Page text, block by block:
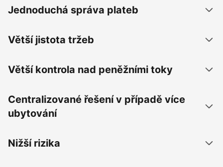
Jednoduchá správa plateb
Větší jistota tržeb
Větší kontrola nad peněžními toky
Centralizované řešení v případě více
ubytování
Nižší rizika